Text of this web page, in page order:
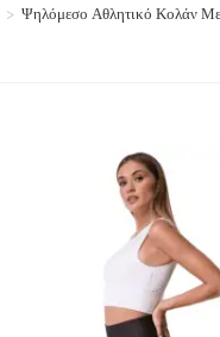
> Ψηλόμεσο Αθλητικό Κολάν